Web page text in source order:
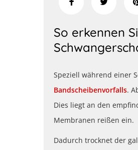
So erkennen
Speziell während einer
Bandscheibenvorfalls.
Dies liegt an den
Membranen reißen ein.
Dadurch trocknet der